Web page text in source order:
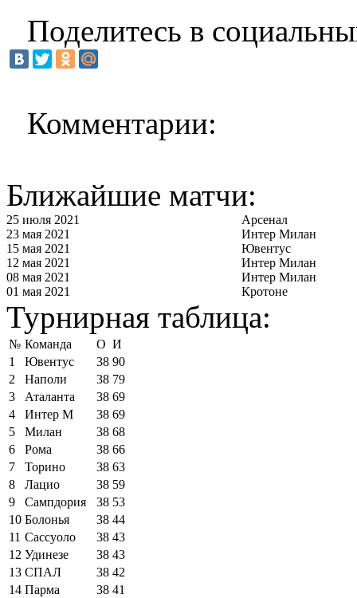
Поделитесь в
Комментарии:
Ближайшие матчи:
25 июля 2021
Арсенал
23 мая 2021
Интер Милан
15 мая 2021
Ювентус
12 мая 2021
Интер Милан
08 мая 2021
Интер Милан
01 мая 2021
Кротоне
Турнирная таблица:
№ Команда О И
1
Ювентус 38 90
2
Наполи 38 79
3
Аталанта 38 69
4
Интер М 38 69
5
Милан 38 68
6
Рома 38 66
7
Торино 38 63
8
Лацио 38 59
9
Сампдория 38 53
10 Болонья 38 44
11 Сассуоло 38 43
12 Удинезе 38 43
13 СПАЛ 38 42
14 Парма 38 41